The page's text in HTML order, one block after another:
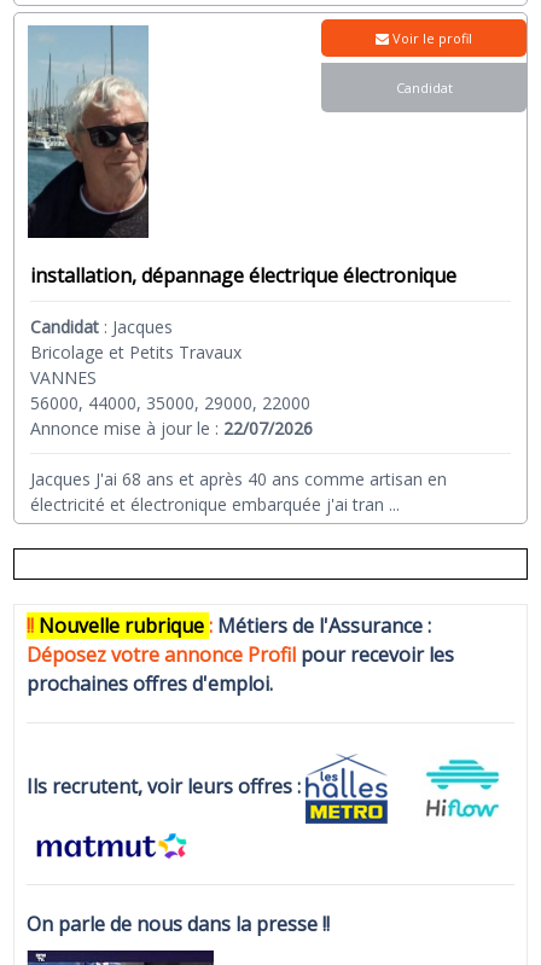
installation, dépannage électrique électronique
Candidat : Jacques
Bricolage et Petits Travaux
VANNES
56000, 44000, 35000, 29000, 22000
Annonce mise à jour le : 22/07/2026
Jacques J'ai 68 ans et après 40 ans comme artisan en
électricité et électronique embarquée j'ai tran ...
Voir le profil
Candidat
!! Nouvelle rubrique: Métiers de l'Assurance :
Déposez votre annonce Profil pour recevoir les
prochaines offres d'emploi.
Ils recrutent, voir leurs offres :
On parle de nous dans la presse !!